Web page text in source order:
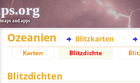
and apps
Ozeanien Blitzkarten
Karten Blitzdichte
Blitzdichten